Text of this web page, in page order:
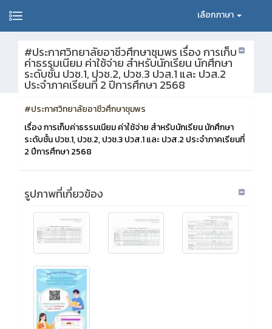
เลือกภาษา
#ประกาศวิทยาลัยอาชีวศึกษาชุมพร เรื่อง การเก็บ
ค่าธรรมเนียม ค่าใช้จ่าย สำหรับนักเรียน นักศึกษา
ระดับชั้น ปวช.1, ปวช.2, ปวช.3 ปวส.1 และ ปวส.2
ประจำภาคเรียนที่ 2 ปีการศึกษา 2568
#ประกาศวิทยาลัยอาชีวศึกษาชุมพร
เรื่อง การเก็บค่าธรรมเนียม ค่าใช้จ่าย สำหรับนักเรียน นักศึกษา
ระดับชั้น ปวช.1, ปวช.2, ปวช.3 ปวส.1 และ ปวส.2 ประจำภาคเรียนที่
2 ปีการศึกษา 2568
รูปภาพที่เกี่ยวข้อง